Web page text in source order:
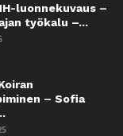
luonnekuvaus –
työkalu –...
– Sofia